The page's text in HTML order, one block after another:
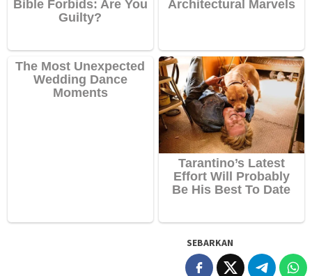
SEBARKAN